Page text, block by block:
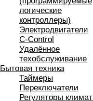
логические
контроллеры)
Электродвигатели
C-Control
Удалённое
техобслуживание
Бытовая техника
Таймеры
Переключатели
Регуляторы